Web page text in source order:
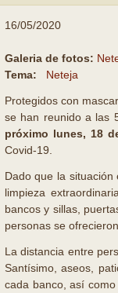
16/05/2020
Galeria de fotos:
Tema:
Neteja
Protegidos con
se han reunido a las
próximo lunes, 18
Covid-19.
Dado que la
limpieza
bancos y sillas,
personas se
La distancia entre
Santísimo, aseos,
cada banco, así